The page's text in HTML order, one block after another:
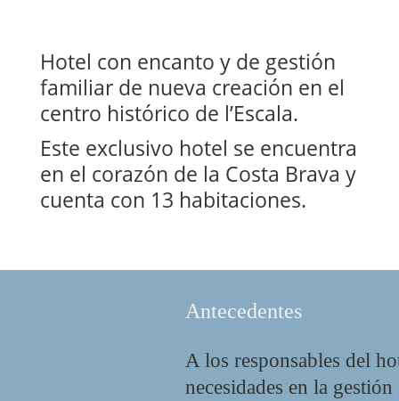
Hotel con encanto y de gestión
familiar de nueva creación en el
centro histórico de l’Escala.
Este exclusivo hotel se encuentra
en el corazón de la Costa Brava y
cuenta con 13 habitaciones.
Antecedentes
A los responsables del
necesidades en la